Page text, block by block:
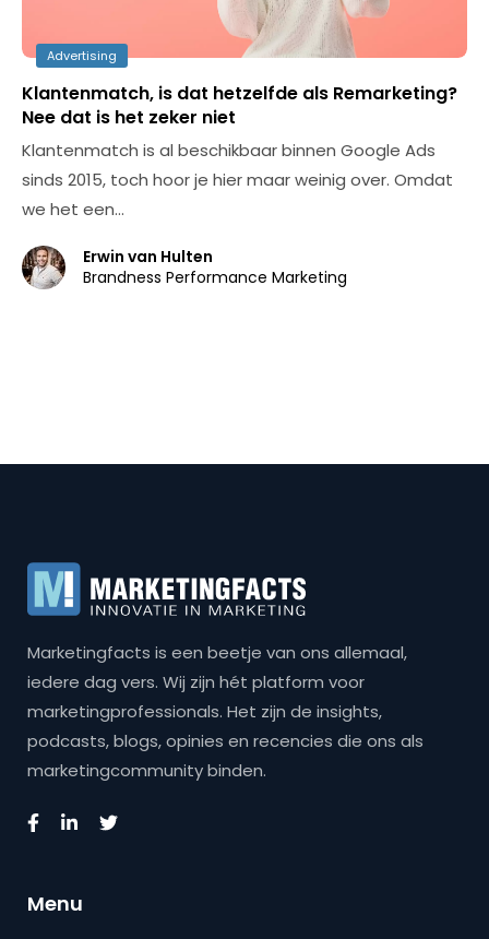
Advertising
Klantenmatch, is dat hetzelfde als Remarketing?
Nee dat is het zeker niet
Klantenmatch is al beschikbaar binnen Google Ads
sinds 2015, toch hoor je hier maar weinig over. Omdat
we het een…
Erwin van Hulten
Brandness Performance Marketing
Marketingfacts is een beetje van ons allemaal,
iedere dag vers. Wij zijn hét platform voor
marketingprofessionals. Het zijn de insights,
podcasts, blogs, opinies en recencies die ons als
marketingcommunity binden.
Menu